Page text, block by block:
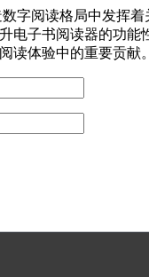
字阅读格局中发挥
电子书阅读器的功
读体验中的重要贡献。